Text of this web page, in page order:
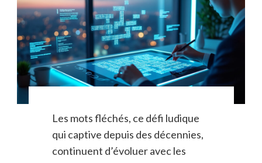
Les mots fléchés, ce défi ludique
qui captive depuis des décennies,
continuent d’évoluer avec les